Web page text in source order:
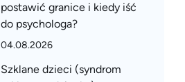
postawić granice i kiedy iść
do psychologa?
04.08.2026
Szklane dzieci (syndrom